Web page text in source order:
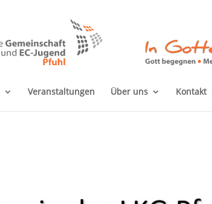
Veranstaltungen Über uns Kontakt